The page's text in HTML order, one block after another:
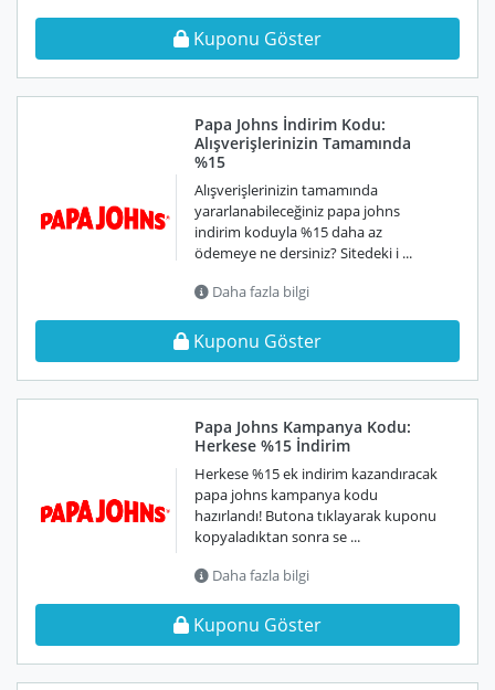
Kuponu Göster
Papa Johns İndirim Kodu:
Alışverişlerinizin Tamamında
%15
Alışverişlerinizin tamamında
yararlanabileceğiniz papa johns
indirim koduyla %15 daha az
ödemeye ne dersiniz? Sitedeki i ...
Daha fazla bilgi
Kuponu Göster
Papa Johns Kampanya Kodu:
Herkese %15 İndirim
Herkese %15 ek indirim kazandıracak
papa johns kampanya kodu
hazırlandı! Butona tıklayarak kuponu
kopyaladıktan sonra se ...
Daha fazla bilgi
Kuponu Göster